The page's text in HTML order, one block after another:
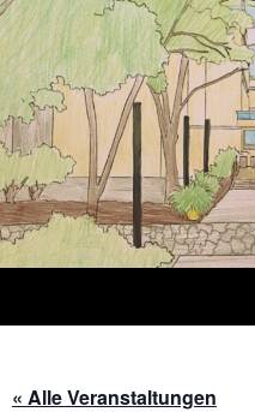
Zum
Inhalt
springen
« Alle Veranstaltungen